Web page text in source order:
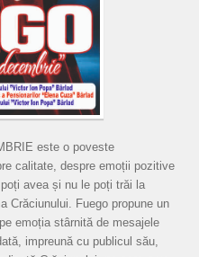
este o poveste
calitate, despre emoții pozitive
avea și nu le poți trăi la
Crăciunului. Fuego propune un
emoția stârnită de mesajele
impreună cu publicul său,